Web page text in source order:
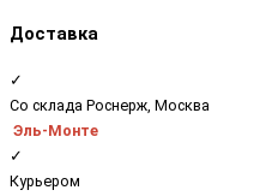
Доставка
✓
Со склада Роснерж, Москва
Эль-Монте
✓
Курьером